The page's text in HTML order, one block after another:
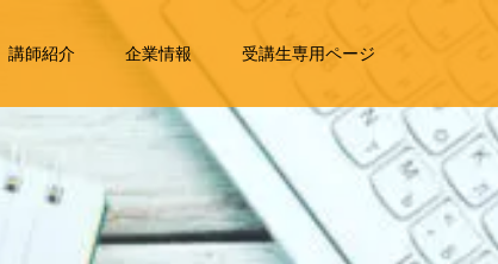
講師紹介 企業情報 受講生専用ページ